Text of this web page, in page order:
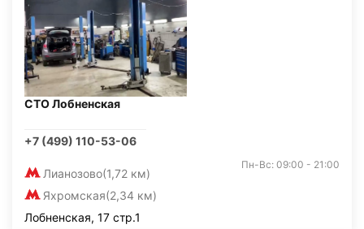
СТО Лобненская
+7 (499) 110-53-06
Лианозово(1,72 км)
Яхромская(2,34 км)
Пн-Вс: 09:00 - 21:00
Лобненская, 17 стр.1